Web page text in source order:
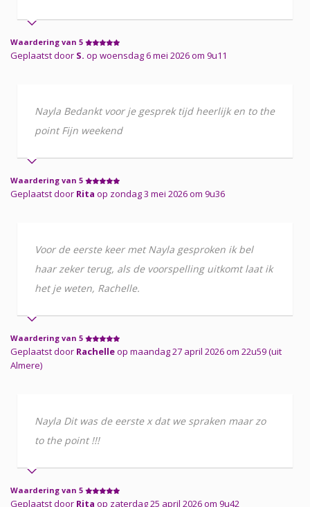
Waardering van 5
Geplaatst door S. op woensdag 6 mei 2026 om 9u11
Nayla Bedankt voor je gesprek tijd heerlijk en to the
point Fijn weekend
Waardering van 5
Geplaatst door Rita op zondag 3 mei 2026 om 9u36
Voor de eerste keer met Nayla gesproken ik bel
haar zeker terug, als de voorspelling uitkomt laat ik
het je weten, Rachelle.
Waardering van 5
Geplaatst door Rachelleop maandag 27 april 2026 om 22u59 (uit
Almere)
Nayla Dit was de eerste x dat we spraken maar zo
to the point !!!
Waardering van 5
Geplaatst door Rita op zaterdag 25 april 2026 om 9u42